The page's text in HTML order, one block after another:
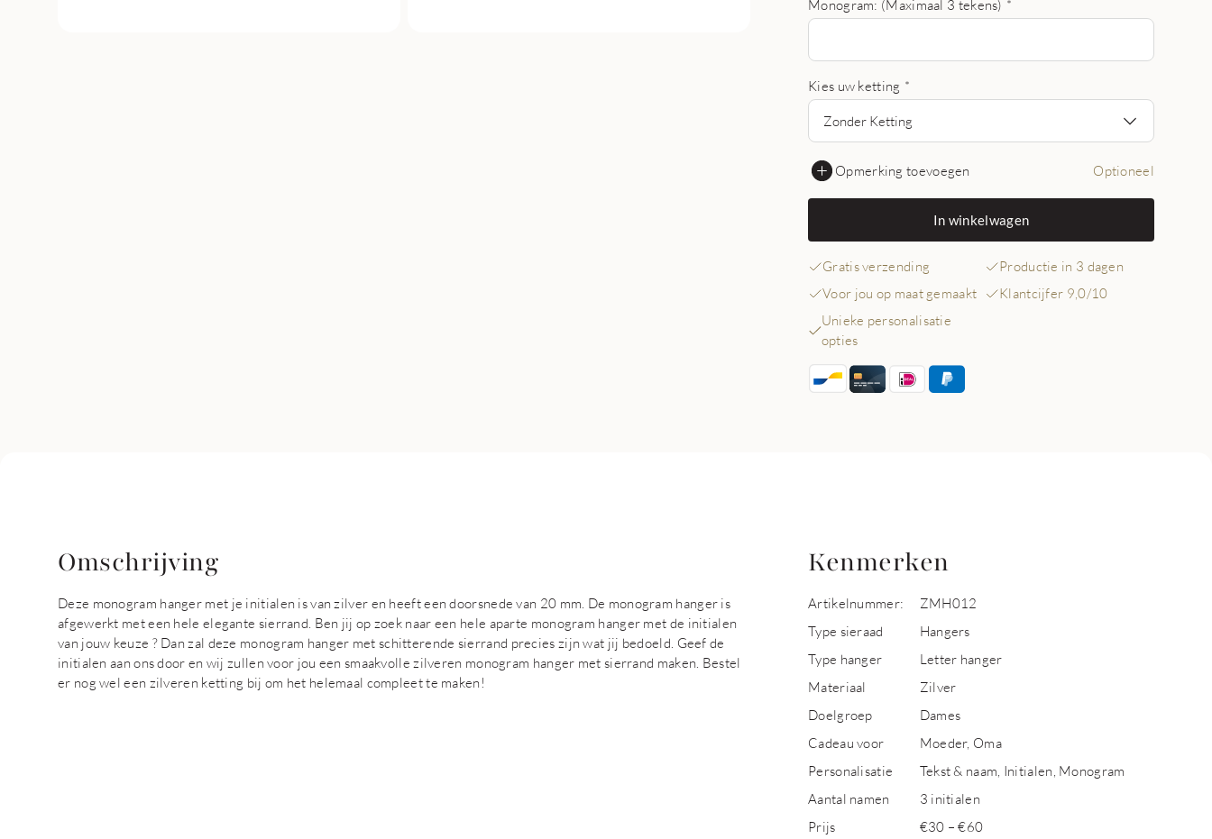
Monogram: (Maximaal 3 tekens) *
Kies uw ketting *
Zonder Ketting
Opmerking toevoegen Optioneel
In winkelwagen
Gratis verzending
Productie in 3 dagen
Voor jou op maat gemaakt
Klantcijfer 9,0/10
Unieke personalisatie
opties
Omschrijving
Deze monogram hanger met je initialen is van zilver en heeft een doorsnede van 20 mm. De monogram hanger is
afgewerkt met een hele elegante sierrand. Ben jij op zoek naar een hele aparte monogram hanger met de initialen
van jouw keuze ? Dan zal deze monogram hanger met schitterende sierrand precies zijn wat jij bedoeld. Geef de
initialen aan ons door en wij zullen voor jou een smaakvolle zilveren monogram hanger met sierrand maken. Bestel
er nog wel een zilveren ketting bij om het helemaal compleet te maken!
Kenmerken
Artikelnummer:
ZMH012
Type sieraad
Hangers
Type hanger
Letter hanger
Materiaal
Zilver
Doelgroep
Dames
Cadeau voor
Moeder, Oma
Personalisatie
Tekst & naam, Initialen, Monogram
Aantal namen
3 initialen
Prijs
€30 – €60